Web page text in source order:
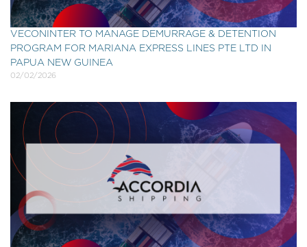
VECONINTER TO MANAGE DEMURRAGE & DETENTION
PROGRAM FOR MARIANA EXPRESS LINES PTE LTD IN
PAPUA NEW GUINEA
02/02/2026